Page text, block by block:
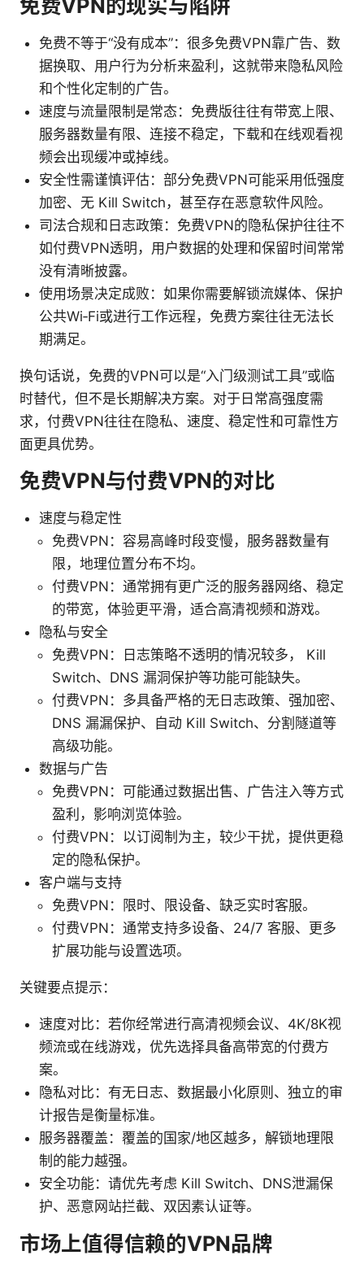
免费VPN的现实与陷阱
免费不等于“没有成本”：很多免费VPN靠广告、数
据换取、用户行为分析来盈利，这就带来隐私风险
和个性化定制的广告。
速度与流量限制是常态：免费版往往有带宽上限、
服务器数量有限、连接不稳定，下载和在线观看视
频会出现缓冲或掉线。
安全性需谨慎评估：部分免费VPN可能采用低强度
加密、无 Kill Switch，甚至存在恶意软件风险。
司法合规和日志政策：免费VPN的隐私保护往往不
如付费VPN透明，用户数据的处理和保留时间常常
没有清晰披露。
使用场景决定成败：如果你需要解锁流媒体、保护
公共Wi‑Fi或进行工作远程，免费方案往往无法长
期满足。
换句话说，免费的VPN可以是“入门级测试工具”或临
时替代，但不是长期解决方案。对于日常高强度需
求，付费VPN往往在隐私、速度、稳定性和可靠性方
面更具优势。
免费VPN与付费VPN的对比
速度与稳定性
免费VPN：容易高峰时段变慢，服务器数量有
限，地理位置分布不均。
付费VPN：通常拥有更广泛的服务器网络、稳定
的带宽，体验更平滑，适合高清视频和游戏。
隐私与安全
免费VPN：日志策略不透明的情况较多， Kill
Switch、DNS 漏洞保护等功能可能缺失。
付费VPN：多具备严格的无日志政策、强加密、
DNS 漏漏保护、自动 Kill Switch、分割隧道等
高级功能。
数据与广告
免费VPN：可能通过数据出售、广告注入等方式
盈利，影响浏览体验。
付费VPN：以订阅制为主，较少干扰，提供更稳
定的隐私保护。
客户端与支持
免费VPN：限时、限设备、缺乏实时客服。
付费VPN：通常支持多设备、24/7 客服、更多
扩展功能与设置选项。
关键要点提示：
速度对比：若你经常进行高清视频会议、4K/8K视
频流或在线游戏，优先选择具备高带宽的付费方
案。
隐私对比：有无日志、数据最小化原则、独立的审
计报告是衡量标准。
服务器覆盖：覆盖的国家/地区越多，解锁地理限
制的能力越强。
安全功能：请优先考虑 Kill Switch、DNS泄漏保
护、恶意网站拦截、双因素认证等。
市场上值得信赖的VPN品牌